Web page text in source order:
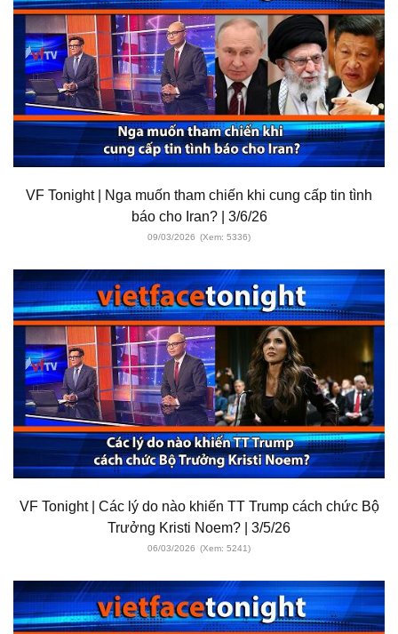
VF Tonight | Nga muốn tham chiến khi cung cấp tin tình
báo cho Iran? | 3/6/26
09/03/2026 (Xem: 5336)
VF Tonight | Các lý do nào khiến TT Trump cách chức Bộ
Trưởng Kristi Noem? | 3/5/26
06/03/2026 (Xem: 5241)